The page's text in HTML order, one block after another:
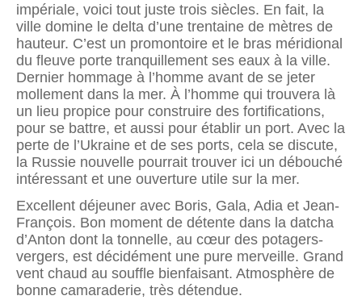
impériale, voici tout juste trois siècles. En fait, la
ville domine le delta d’une trentaine de mètres de
hauteur. C’est un promontoire et le bras méridional
du fleuve porte tranquillement ses eaux à la ville.
Dernier hommage à l’homme avant de se jeter
mollement dans la mer. À l’homme qui trouvera là
un lieu propice pour construire des fortifications,
pour se battre, et aussi pour établir un port. Avec la
perte de l’Ukraine et de ses ports, cela se discute,
la Russie nouvelle pourrait trouver ici un débouché
intéressant et une ouverture utile sur la mer.
Excellent déjeuner avec Boris, Gala, Adia et Jean-
François. Bon moment de détente dans la datcha
d’Anton dont la tonnelle, au cœur des potagers-
vergers, est décidément une pure merveille. Grand
vent chaud au souffle bienfaisant. Atmosphère de
bonne camaraderie, très détendue.